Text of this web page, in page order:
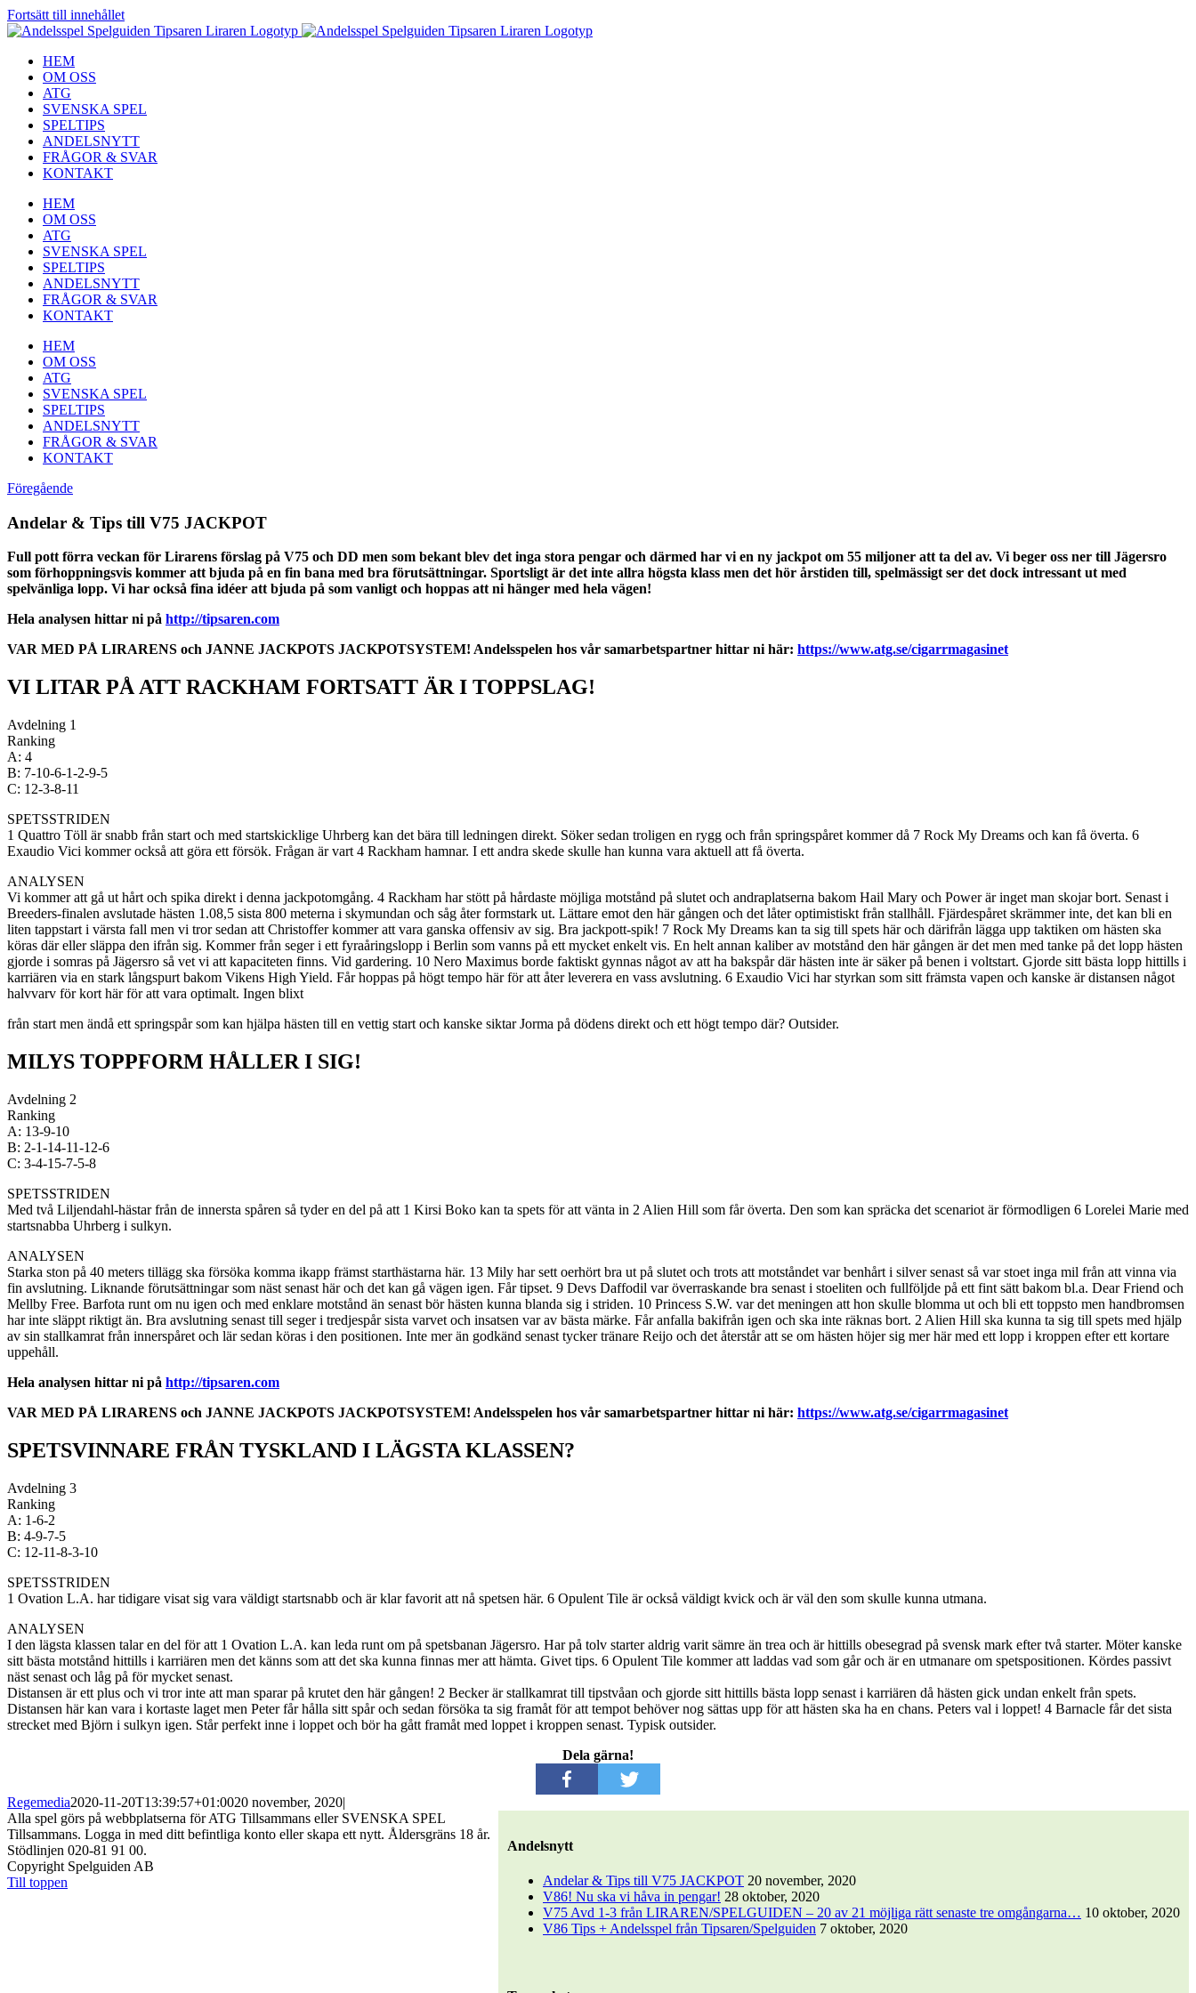
Fortsätt till innehållet
HEM
OM OSS
ATG
SVENSKA SPEL
SPELTIPS
ANDELSNYTT
FRÅGOR & SVAR
KONTAKT
HEM
OM OSS
ATG
SVENSKA SPEL
SPELTIPS
ANDELSNYTT
FRÅGOR & SVAR
KONTAKT
HEM
OM OSS
ATG
SVENSKA SPEL
SPELTIPS
ANDELSNYTT
FRÅGOR & SVAR
KONTAKT
Föregående
Andelar & Tips till V75 JACKPOT
Full pott förra veckan för Lirarens förslag på V75 och DD men som bekant blev det inga stora pengar och därmed har vi en ny jackpot om 55 miljoner att ta del av. Vi beger oss ner till Jägersro
som förhoppningsvis kommer att bjuda på en fin bana med bra förutsättningar. Sportsligt är det inte allra högsta klass men det hör årstiden till, spelmässigt ser det dock intressant ut med
spelvänliga lopp. Vi har också fina idéer att bjuda på som vanligt och hoppas att ni hänger med hela vägen!
Hela analysen hittar ni på http://tipsaren.com
VAR MED PÅ LIRARENS och JANNE JACKPOTS JACKPOTSYSTEM! Andelsspelen hos vår samarbetspartner hittar ni här: https://www.atg.se/cigarrmagasinet
VI LITAR PÅ ATT RACKHAM FORTSATT ÄR I TOPPSLAG!
Avdelning 1
Ranking
A: 4
B: 7-10-6-1-2-9-5
C: 12-3-8-11
SPETSSTRIDEN
1 Quattro Töll är snabb från start och med startskicklige Uhrberg kan det bära till ledningen direkt. Söker sedan troligen en rygg och från springspåret kommer då 7 Rock My Dreams och kan få överta. 6
Exaudio Vici kommer också att göra ett försök. Frågan är vart 4 Rackham hamnar. I ett andra skede skulle han kunna vara aktuell att få överta.
ANALYSEN
Vi kommer att gå ut hårt och spika direkt i denna jackpotomgång. 4 Rackham har stött på hårdaste möjliga motstånd på slutet och andraplatserna bakom Hail Mary och Power är inget man skojar bort. Senast i
Breeders-finalen avslutade hästen 1.08,5 sista 800 meterna i skymundan och såg åter formstark ut. Lättare emot den här gången och det låter optimistiskt från stallhåll. Fjärdespåret skrämmer inte, det kan bli en
liten tappstart i värsta fall men vi tror sedan att Christoffer kommer att vara ganska offensiv av sig. Bra jackpott-spik! 7 Rock My Dreams kan ta sig till spets här och därifrån lägga upp taktiken om hästen ska
köras där eller släppa den ifrån sig. Kommer från seger i ett fyraåringslopp i Berlin som vanns på ett mycket enkelt vis. En helt annan kaliber av motstånd den här gången är det men med tanke på det lopp hästen
gjorde i somras på Jägersro så vet vi att kapaciteten finns. Vid gardering. 10 Nero Maximus borde faktiskt gynnas något av att ha bakspår där hästen inte är säker på benen i voltstart. Gjorde sitt bästa lopp hittills i
karriären via en stark långspurt bakom Vikens High Yield. Får hoppas på högt tempo här för att åter leverera en vass avslutning. 6 Exaudio Vici har styrkan som sitt främsta vapen och kanske är distansen något
halvvarv för kort här för att vara optimalt. Ingen blixt
från start men ändå ett springspår som kan hjälpa hästen till en vettig start och kanske siktar Jorma på dödens direkt och ett högt tempo där? Outsider.
MILYS TOPPFORM HÅLLER I SIG!
Avdelning 2
Ranking
A: 13-9-10
B: 2-1-14-11-12-6
C: 3-4-15-7-5-8
SPETSSTRIDEN
Med två Liljendahl-hästar från de innersta spåren så tyder en del på att 1 Kirsi Boko kan ta spets för att vänta in 2 Alien Hill som får överta. Den som kan spräcka det scenariot är förmodligen 6 Lorelei Marie med
startsnabba Uhrberg i sulkyn.
ANALYSEN
Starka ston på 40 meters tillägg ska försöka komma ikapp främst starthästarna här. 13 Mily har sett oerhört bra ut på slutet och trots att motståndet var benhårt i silver senast så var stoet inga mil från att vinna via
fin avslutning. Liknande förutsättningar som näst senast här och det kan gå vägen igen. Får tipset. 9 Devs Daffodil var överraskande bra senast i stoeliten och fullföljde på ett fint sätt bakom bl.a. Dear Friend och
Mellby Free. Barfota runt om nu igen och med enklare motstånd än senast bör hästen kunna blanda sig i striden. 10 Princess S.W. var det meningen att hon skulle blomma ut och bli ett toppsto men handbromsen
har inte släppt riktigt än. Bra avslutning senast till seger i tredjespår sista varvet och insatsen var av bästa märke. Får anfalla bakifrån igen och ska inte räknas bort. 2 Alien Hill ska kunna ta sig till spets med hjälp
av sin stallkamrat från innerspåret och lär sedan köras i den positionen. Inte mer än godkänd senast tycker tränare Reijo och det återstår att se om hästen höjer sig mer här med ett lopp i kroppen efter ett kortare
uppehåll.
Hela analysen hittar ni på http://tipsaren.com
VAR MED PÅ LIRARENS och JANNE JACKPOTS JACKPOTSYSTEM! Andelsspelen hos vår samarbetspartner hittar ni här: https://www.atg.se/cigarrmagasinet
SPETSVINNARE FRÅN TYSKLAND I LÄGSTA KLASSEN?
Avdelning 3
Ranking
A: 1-6-2
B: 4-9-7-5
C: 12-11-8-3-10
SPETSSTRIDEN
1 Ovation L.A. har tidigare visat sig vara väldigt startsnabb och är klar favorit att nå spetsen här. 6 Opulent Tile är också väldigt kvick och är väl den som skulle kunna utmana.
ANALYSEN
I den lägsta klassen talar en del för att 1 Ovation L.A. kan leda runt om på spetsbanan Jägersro. Har på tolv starter aldrig varit sämre än trea och är hittills obesegrad på svensk mark efter två starter. Möter kanske
sitt bästa motstånd hittills i karriären men det känns som att det ska kunna finnas mer att hämta. Givet tips. 6 Opulent Tile kommer att laddas vad som går och är en utmanare om spetspositionen. Kördes passivt
näst senast och låg på för mycket senast.
Distansen är ett plus och vi tror inte att man sparar på krutet den här gången! 2 Becker är stallkamrat till tipstvåan och gjorde sitt hittills bästa lopp senast i karriären då hästen gick undan enkelt från spets.
Distansen här kan vara i kortaste laget men Peter får hålla sitt spår och sedan försöka ta sig framåt för att tempot behöver nog sättas upp för att hästen ska ha en chans. Peters val i loppet! 4 Barnacle får det sista
strecket med Björn i sulkyn igen. Står perfekt inne i loppet och bör ha gått framåt med loppet i kroppen senast. Typisk outsider.
Dela gärna!
Regemedia2020-11-20T13:39:57+01:0020 november, 2020|
Andelsnytt
Andelar & Tips till V75 JACKPOT 20 november, 2020
V86! Nu ska vi håva in pengar! 28 oktober, 2020
V75 Avd 1-3 från LIRAREN/SPELGUIDEN – 20 av 21 möjliga rätt senaste tre omgångarna… 10 oktober, 2020
V86 Tips + Andelsspel från Tipsaren/Spelguiden 7 oktober, 2020
Alla spel görs på webbplatserna för ATG Tillsammans eller SVENSKA SPEL
Tillsammans. Logga in med ditt befintliga konto eller skapa ett nytt. Åldersgräns 18 år.
Stödlinjen 020-81 91 00.
Copyright Spelguiden AB
Till toppen